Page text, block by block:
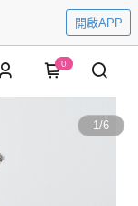
開啟APP
0
1/6